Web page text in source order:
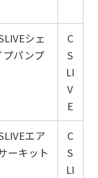
シェ
プパンプ
C
S
LI
V
E
エア
ーキット
C
S
LI